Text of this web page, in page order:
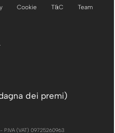
Cookie T&C
Team
dei premi)
P.IVA (VAT) 09725260963